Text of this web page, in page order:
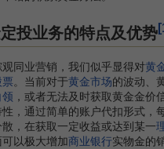
投业务的特点及优势
业营销，我们似乎显得对黄
票。当前对于黄金市场的波动、
领 ，或者无法及时获取黄金金价
，通过简单的账户代扣形式，
散，在获取一定收益或达到某一
以极大增加商业银行实物金的